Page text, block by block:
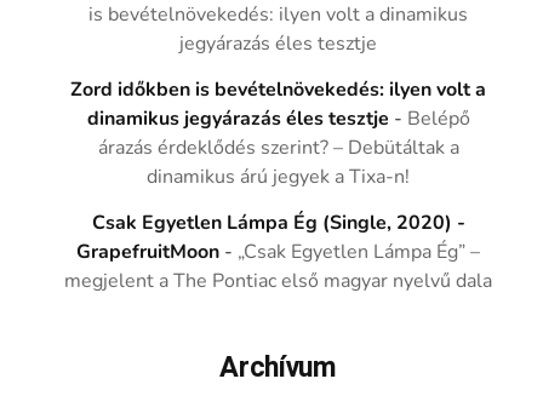
is bevételnövekedés: ilyen volt a dinamikus
jegyárazás éles tesztje
Zord időkben is bevételnövekedés: ilyen volt a
dinamikus jegyárazás éles tesztje - Belépő
árazás érdeklődés szerint? – Debütáltak a
dinamikus árú jegyek a Tixa-n!
Csak Egyetlen Lámpa Ég (Single, 2020) -
GrapefruitMoon - „Csak Egyetlen Lámpa Ég” –
megjelent a The Pontiac első magyar nyelvű dala
Archívum